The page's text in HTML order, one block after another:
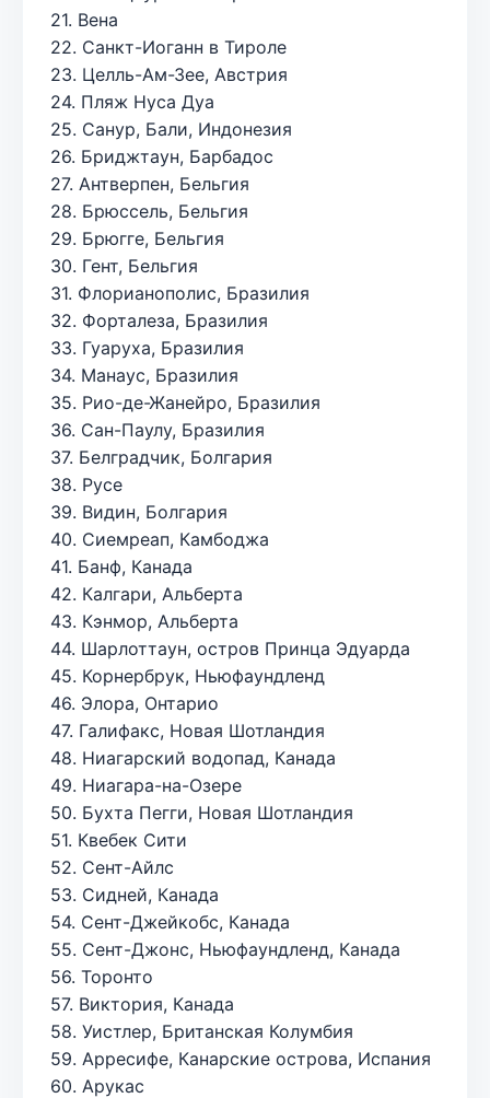
21. Вена
22. Санкт-Иоганн в Тироле
23. Целль-Ам-Зее, Австрия
24. Пляж Нуса Дуа
25. Санур, Бали, Индонезия
26. Бриджтаун, Барбадос
27. Антверпен, Бельгия
28. Брюссель, Бельгия
29. Брюгге, Бельгия
30. Гент, Бельгия
31. Флорианополис, Бразилия
32. Форталеза, Бразилия
33. Гуаруха, Бразилия
34. Манаус, Бразилия
35. Рио-де-Жанейро, Бразилия
36. Сан-Паулу, Бразилия
37. Белградчик, Болгария
38. Русе
39. Видин, Болгария
40. Сиемреап, Камбоджа
41. Банф, Канада
42. Калгари, Альберта
43. Кэнмор, Альберта
44. Шарлоттаун, остров Принца Эдуарда
45. Корнербрук, Ньюфаундленд
46. Элора, Онтарио
47. Галифакс, Новая Шотландия
48. Ниагарский водопад, Канада
49. Ниагара-на-Озере
50. Бухта Пегги, Новая Шотландия
51. Квебек Сити
52. Сент-Айлс
53. Сидней, Канада
54. Сент-Джейкобс, Канада
55. Сент-Джонс, Ньюфаундленд, Канада
56. Торонто
57. Виктория, Канада
58. Уистлер, Британская Колумбия
59. Арресифе, Канарские острова, Испания
60. Арукас